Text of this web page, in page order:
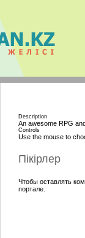
Description
An awesome RPG
Controls
Use the mouse to
Пікірлер
Чтобы оставлять
портале.